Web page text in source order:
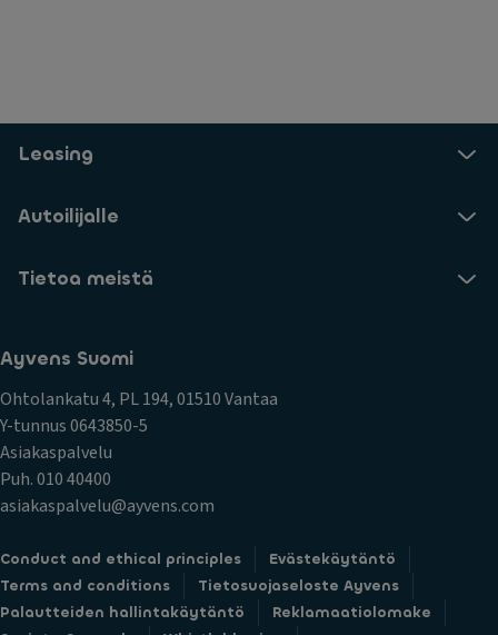
Leasing
Autoilijalle
Tietoa meistä
Ayvens Suomi
Ohtolankatu 4, PL 194, 01510 Vantaa
Y-tunnus 0643850-5
Asiakaspalvelu
Puh. 010 40400
asiakaspalvelu@ayvens.com
Conduct and ethical principles
Evästekäytäntö
Terms and conditions
Tietosuojaseloste Ayvens
Palautteiden hallintakäytäntö
Reklamaatiolomake